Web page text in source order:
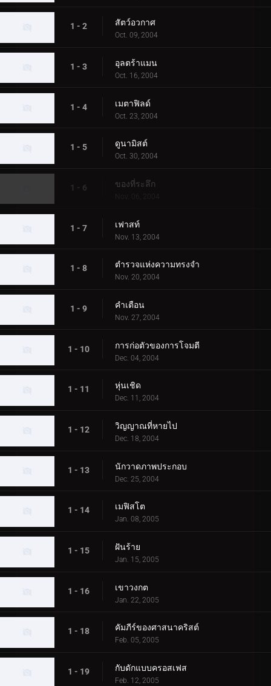
1 - 2 สัตว์อวกาศ
Oct. 09, 2004
1 - 3 อุลตร้าแมน
Oct. 16, 2004
1 - 4 เมตาฟิลด์
Oct. 23, 2004
1 - 5 ดูนามิสต์
Oct. 30, 2004
1 - 6 ของที่ระลึก
Nov. 06, 2004
1 - 7 เฟาสท์
Nov. 13, 2004
1 - 8 ตำรวจแห่งความทรงจำ
Nov. 20, 2004
1 - 9 คำเตือน
Nov. 27, 2004
1 - 10 การก่อตัวของการโจมตี
Dec. 04, 2004
1 - 11 หุ่นเชิด
Dec. 11, 2004
1 - 12 วิญญาณที่หายไป
Dec. 18, 2004
1 - 13 นักวาดภาพประกอบ
Dec. 25, 2004
1 - 14 เมฟิสโต
Jan. 08, 2005
1 - 15 ฝันร้าย
Jan. 15, 2005
1 - 16 เขาวงกต
Jan. 22, 2005
1 - 18 คัมภีร์ของศาสนาคริสต์
Feb. 05, 2005
1 - 19 กับดักแบบครอสเฟส
Feb. 12, 2005